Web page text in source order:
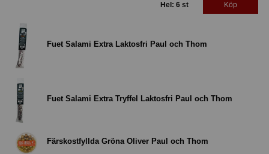
Hel: 6 st Köp
Fuet Salami Extra Laktosfri Paul och Thom
Fuet Salami Extra Tryffel Laktosfri Paul och Thom
Färskostfyllda Gröna Oliver Paul och Thom